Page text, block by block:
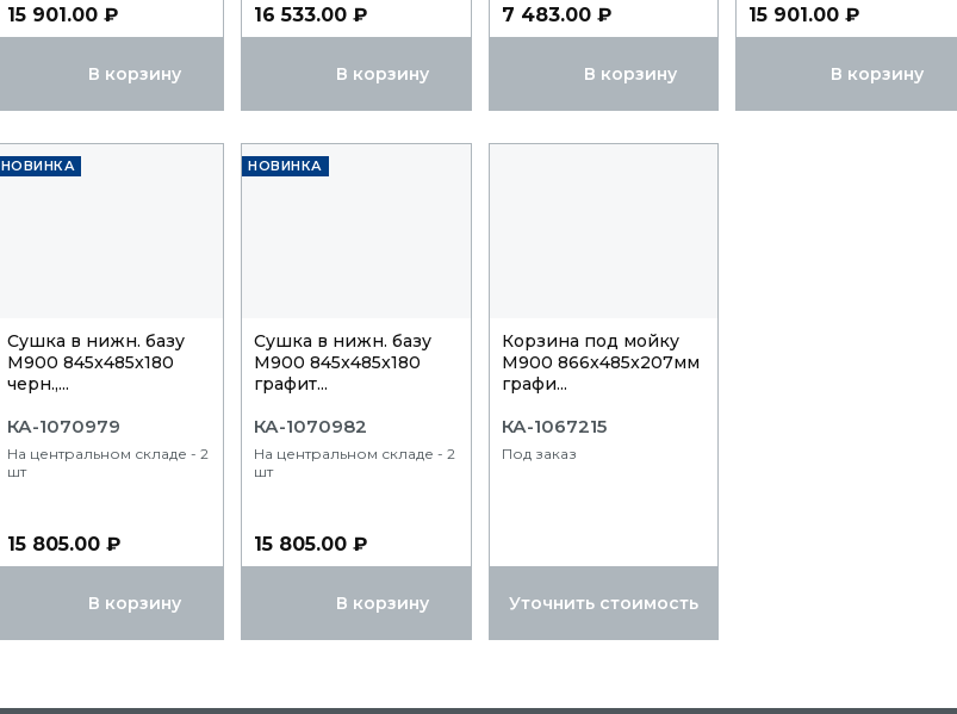
15 901.00 ₽
В корзину
16 533.00 ₽
В корзину
7 483.00 ₽
В корзину
15 901.00 ₽
В корзину
НОВИНКА
Сушка в нижн. базу
М900 845x485x180
черн.,...
КА-1070979
На центральном складе - 2
шт
15 805.00 ₽
В корзину
НОВИНКА
Сушка в нижн. базу
М900 845x485x180
графит...
КА-1070982
На центральном складе - 2
шт
15 805.00 ₽
В корзину
Корзина под мойку
М900 866x485x207мм
графи...
КА-1067215
Под заказ
Уточнить стоимость